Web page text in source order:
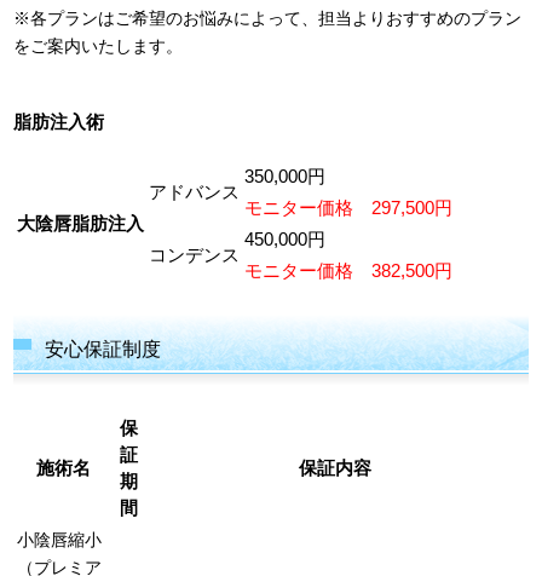
※各プランはご希望のお悩みによって、担当よりおすすめのプラン
をご案内いたします。
脂肪注入術
大陰唇脂肪注入
アドバンス
350,000円
モニター価格 297,500円
コンデンス
450,000円
モニター価格 382,500円
安心保証制度
施術名
保
証
期
間
保証内容
小陰唇縮小
（プレミア